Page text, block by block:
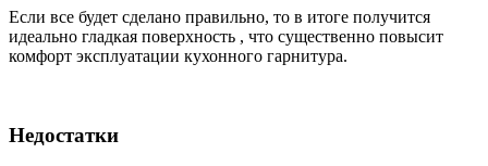
Если все будет сделано правильно, то в итоге получится
идеально гладкая поверхность , что существенно повысит
комфорт эксплуатации кухонного гарнитура.
Недостатки